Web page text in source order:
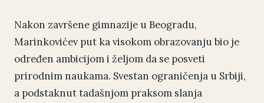
Nakon završene gimnazije u Beogradu,
Marinkovićev put ka visokom obrazovanju bio je
određen ambicijom i željom da se posveti
prirodnim naukama. Svestan ograničenja u Srbiji,
a podstaknut tadašnjom praksom slanja